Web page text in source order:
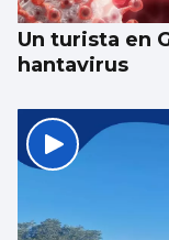
Un turista en
hantavirus